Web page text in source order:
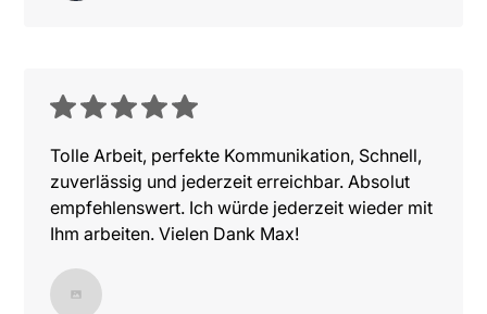
Tolle Arbeit, perfekte Kommunikation, Schnell,
zuverlässig und jederzeit erreichbar. Absolut
empfehlenswert. Ich würde jederzeit wieder mit
Ihm arbeiten. Vielen Dank Max!